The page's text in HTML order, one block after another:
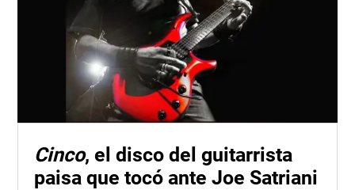
Cinco, el disco del guitarrista
paisa que tocó ante Joe Satriani